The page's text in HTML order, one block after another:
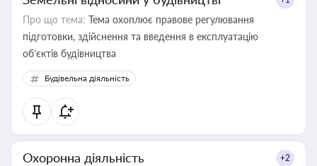
Про що тема: Тема охоплює правове регулювання
підготовки, здійснення та введення в експлуатацію
об’єктів будівництва
Будівельна діяльність
Охоронна діяльність +2